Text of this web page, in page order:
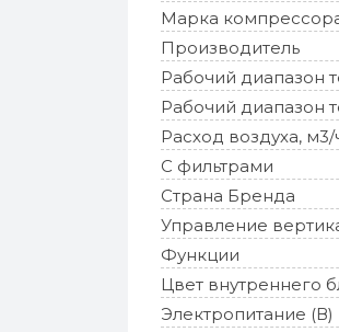
Марка
Производитель
Рабочий диапазон
Рабочий диапазон
Расход воздуха, м3/
С фильтрами
Страна Бренда
Управление
Функции
Цвет внутреннего
Электропитание (В)